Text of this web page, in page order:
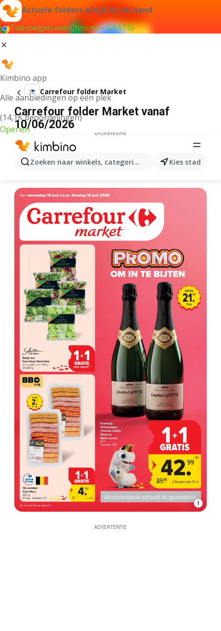
Actuele folders altijd bij de hand
Toevoegen aan Chrome - GRATIS
Kimbino app
Alle aanbiedingen op één plek
(14,1K beoordelingen)
Openen
Zoeken naar winkels, categorieën, producten...
Kies stad
Carrefour folder Market
Carrefour folder Market vanaf
10/06/2026
ADVERTENTIE
1
ADVERTENTIE